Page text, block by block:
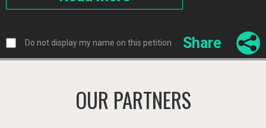
Do not display my name on this petition Share
OUR PARTNERS